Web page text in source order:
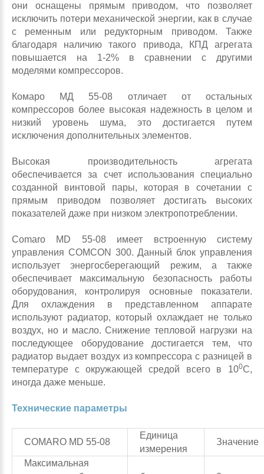
они оснащены прямым приводом, что позволяет
исключить потери механической энергии, как в случае
с ременным или редукторным приводом. Также
благодаря наличию такого привода, КПД агрегата
повышается на 1-2% в сравнении с другими
моделями компрессоров.
Комаро МД 55-08 отличает от остальных
компрессоров более высокая надежность в целом и
низкий уровень шума, это достигается путем
исключения дополнительных элементов.
Высокая производительность агрегата
обеспечивается за счет использования специально
созданной винтовой пары, которая в сочетании с
прямым приводом позволяет достигать высоких
показателей даже при низком электропотреблении.
Comaro MD 55-08 имеет встроенную систему
управления COMCON 300. Данный блок управления
использует энергосберегающий режим, а также
обеспечивает максимальную безопасность работы
оборудования, контролируя основные показатели.
Для охлаждения в представленном аппарате
используют радиатор, который охлаждает не только
воздух, но и масло. Снижение тепловой нагрузки на
последующее оборудование достигается тем, что
радиатор выдает воздух из компрессора с разницей в
температуре с окружающей средой всего в 100С,
иногда даже меньше.
Технические параметры
COMARO MD 55-08
Единица
измерения
Значение
Максимальная